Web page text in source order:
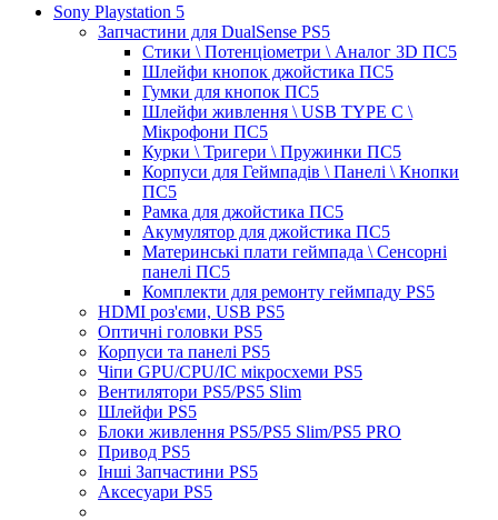
Sony Playstation 5
Запчастини для DualSense PS5
Стики \ Потенціометри \ Аналог 3D ПС5
Шлейфи кнопок джойстика ПС5
Гумки для кнопок ПС5
Шлейфи живлення \ USB TYPE C \
Мікрофони ПС5
Курки \ Тригери \ Пружинки ПС5
Корпуси для Геймпадів \ Панелі \ Кнопки
ПС5
Рамка для джойстика ПС5
Акумулятор для джойстика ПС5
Материнські плати геймпада \ Сенсорні
панелі ПС5
Комплекти для ремонту геймпаду PS5
HDMI роз'єми, USB PS5
Оптичні головки PS5
Корпуси та панелі PS5
Чіпи GPU/CPU/IC мікросхеми PS5
Вентилятори PS5/PS5 Slim
Шлейфи PS5
Блоки живлення PS5/PS5 Slim/PS5 PRO
Привод PS5
Інші Запчастини PS5
Аксесуари PS5